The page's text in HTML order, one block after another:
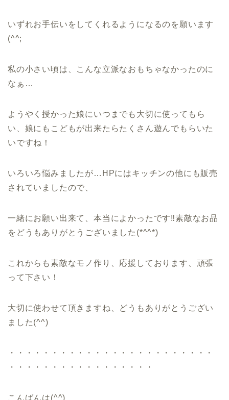
いずれお手伝いをしてくれるようになるのを願います
(^^;
私の小さい頃は、こんな立派なおもちゃなかったのに
なぁ…
ようやく授かった娘にいつまでも大切に使ってもら
い、娘にもこどもが出来たらたくさん遊んでもらいた
いですね！
いろいろ悩みましたが…HPにはキッチンの他にも販売
されていましたので、
一緒にお願い出来て、本当によかったです‼素敵なお品
をどうもありがとうございました(*^^*)
これからも素敵なモノ作り、応援しております、頑張
って下さい！
大切に使わせて頂きますね、どうもありがとうござい
ました(^^)
・・・・・・・・・・・・・・・・・・・・・・・・
・・・・・・・・・・・・・・・・・
こんばんは(^^)